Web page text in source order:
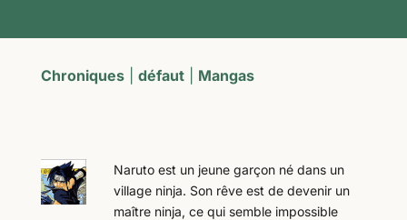
Chroniques| défaut| Mangas
Naruto est un jeune garçon né dans un
village ninja. Son rêve est de devenir un
maître ninja, ce qui semble impossible